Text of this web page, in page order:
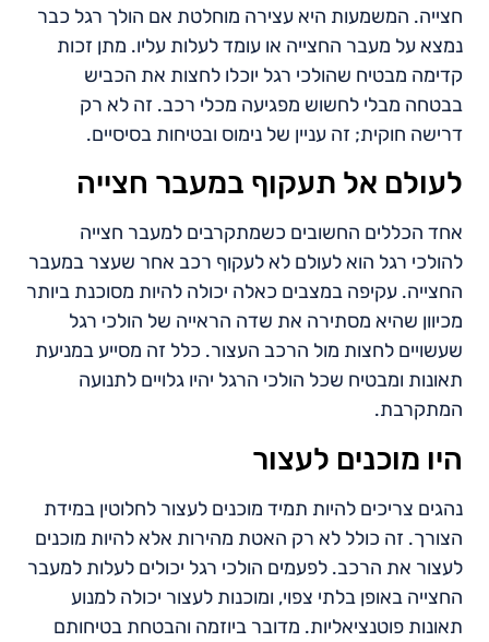
חצייה. המשמעות היא עצירה מוחלטת אם הולך רגל כבר
נמצא על מעבר החצייה או עומד לעלות עליו. מתן זכות
קדימה מבטיח שהולכי רגל יוכלו לחצות את הכביש
בבטחה מבלי לחשוש מפגיעה מכלי רכב. זה לא רק
דרישה חוקית; זה עניין של נימוס ובטיחות בסיסיים.
לעולם אל תעקוף במעבר חצייה
אחד הכללים החשובים כשמתקרבים למעבר חצייה
להולכי רגל הוא לעולם לא לעקוף רכב אחר שעצר במעבר
החצייה. עקיפה במצבים כאלה יכולה להיות מסוכנת ביותר
מכיוון שהיא מסתירה את שדה הראייה של הולכי רגל
שעשויים לחצות מול הרכב העצור. כלל זה מסייע במניעת
תאונות ומבטיח שכל הולכי הרגל יהיו גלויים לתנועה
המתקרבת.
היו מוכנים לעצור
נהגים צריכים להיות תמיד מוכנים לעצור לחלוטין במידת
הצורך. זה כולל לא רק האטת מהירות אלא להיות מוכנים
לעצור את הרכב. לפעמים הולכי רגל יכולים לעלות למעבר
החצייה באופן בלתי צפוי, ומוכנות לעצור יכולה למנוע
תאונות פוטנציאליות. מדובר ביוזמה והבטחת בטיחותם